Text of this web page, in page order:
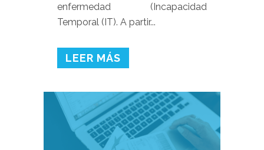
enfermedad (Incapacidad
Temporal (IT). A partir...
LEER MÁS